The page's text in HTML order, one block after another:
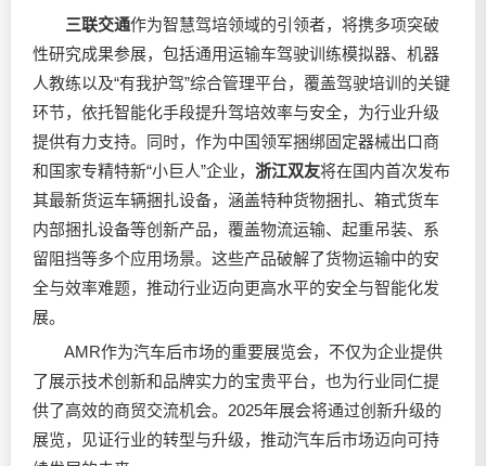
三联交通作为智慧驾培领域的引领者，将携多项突破
性研究成果参展，包括通用运输车驾驶训练模拟器、机器
人教练以及“有我护驾”综合管理平台，覆盖驾驶培训的关键
环节，依托智能化手段提升驾培效率与安全，为行业升级
提供有力支持。同时，作为中国领军捆绑固定器械出口商
和国家专精特新“小巨人”企业， 浙江双友将在国内首次发布
其最新货运车辆捆扎设备，涵盖特种货物捆扎、箱式货车
内部捆扎设备等创新产品，覆盖物流运输、起重吊装、系
留阻挡等多个应用场景。这些产品破解了货物运输中的安
全与效率难题，推动行业迈向更高水平的安全与智能化发
展。
AMR作为汽车后市场的重要展览会，不仅为企业提供
了展示技术创新和品牌实力的宝贵平台，也为行业同仁提
供了高效的商贸交流机会。2025年展会将通过创新升级的
展览，见证行业的转型与升级，推动汽车后市场迈向可持